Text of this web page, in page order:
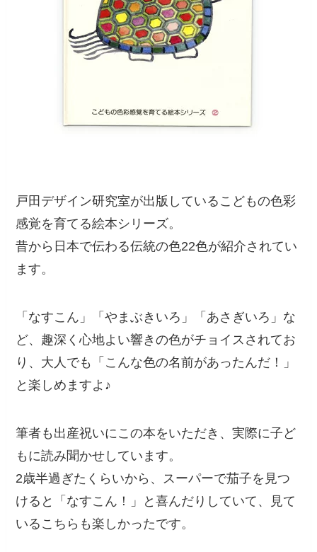
戸田デザイン研究室が出版しているこどもの色彩
感覚を育てる絵本シリーズ。
昔から日本で伝わる伝統の色22色が紹介されてい
ます。
「なすこん」「やまぶきいろ」「あさぎいろ」な
ど、趣深く心地よい響きの色がチョイスされてお
り、大人でも「こんな色の名前があったんだ！」
と楽しめますよ♪
筆者も出産祝いにこの本をいただき、実際に子ど
もに読み聞かせしています。
2歳半過ぎたくらいから、スーパーで茄子を見つ
けると「なすこん！」と喜んだりしていて、見て
いるこちらも楽しかったです。